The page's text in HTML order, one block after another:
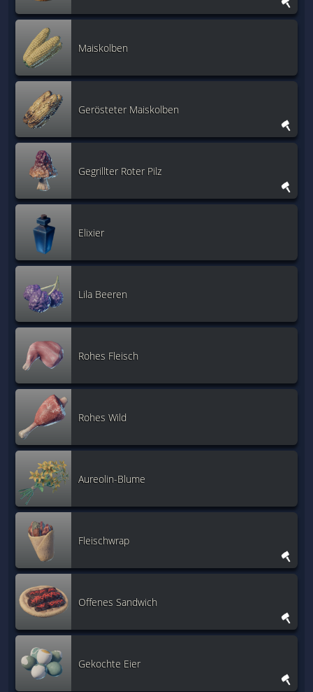
Maiskolben
Gerösteter Maiskolben
Gegrillter Roter Pilz
Elixier
Lila Beeren
Rohes Fleisch
Rohes Wild
Aureolin-Blume
Fleischwrap
Offenes Sandwich
Gekochte Eier